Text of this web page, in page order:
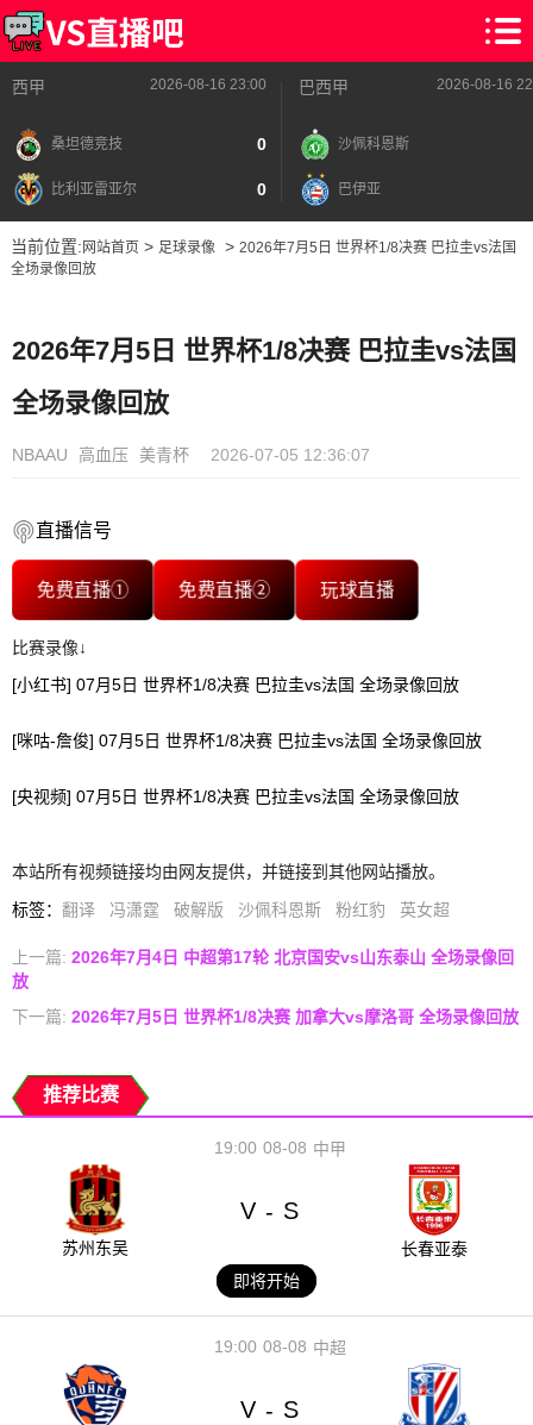
西甲 2026-08-16 23:00
桑坦德竞技 0
比利亚雷亚尔 0
巴西甲 2026-08-16
沙佩科恩斯
巴伊亚
当前位置: 网站首页> 足球录像 > 2026年7月5日 世界杯1/8决赛 巴拉圭vs法国
全场录像回放
2026年7月5日 世界杯1/8决赛 巴拉圭vs法国
全场录像回放
NBAAU 高血压 美青杯 2026-07-05 12:36:07
直播信号
免费直播① 免费直播② 玩球直播
比赛录像↓
[小红书] 07月5日 世界杯1/8决赛 巴拉圭vs法国 全场录像回放
[咪咕-詹俊] 07月5日 世界杯1/8决赛 巴拉圭vs法国 全场录像回放
[央视频] 07月5日 世界杯1/8决赛 巴拉圭vs法国 全场录像回放
本站所有视频链接均由网友提供，并链接到其他网站播放。
标签： 翻译 冯潇霆 破解版 沙佩科恩斯 粉红豹 英女超
上一篇: 2026年7月4日 中超第17轮 北京国安vs山东泰山 全场录像回
放
下一篇: 2026年7月5日 世界杯1/8决赛 加拿大vs摩洛哥 全场录像回放
推荐比赛
08-08
19:00 中甲
苏州东吴
V - S
长春亚泰
即将开始
08-08
19:00 中超
V - S